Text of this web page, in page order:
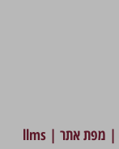
| מפת אתר |
llms